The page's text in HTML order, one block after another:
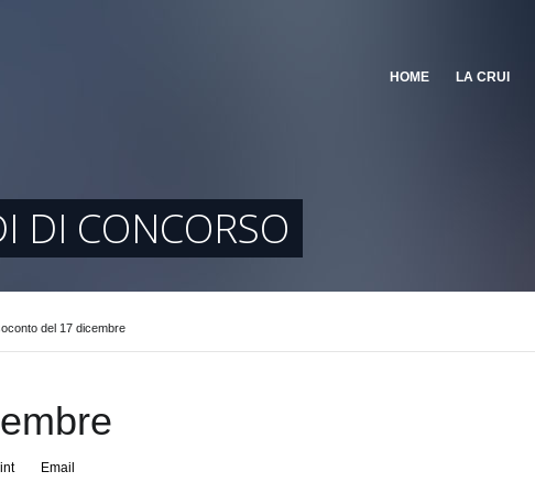
HOME LA CRUI
DI CONCORSO
del 17 dicembre
Email